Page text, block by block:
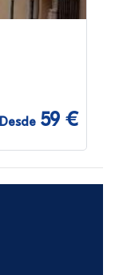
Desde 59 €